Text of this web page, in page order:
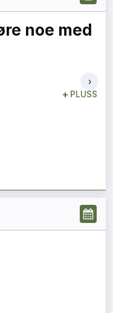
+ PLUSS
for
›